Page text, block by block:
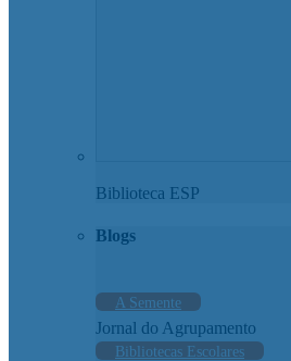
Biblioteca ESP
Blogs
A Semente
Jornal do Agrupamento
Bibliotecas Escolares